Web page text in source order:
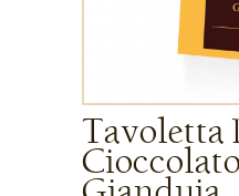
Tavoletta